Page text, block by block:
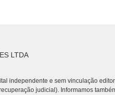
LTDA
independente e sem vinculação
judicial). Informamos